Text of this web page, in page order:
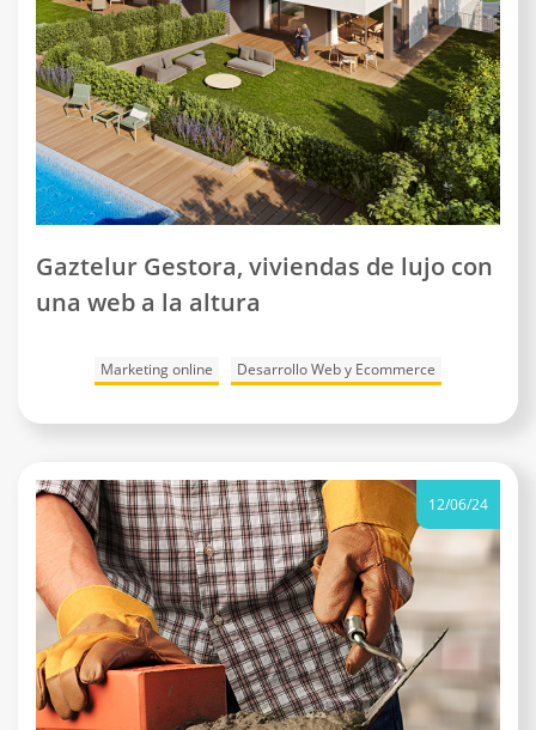
Gaztelur Gestora, viviendas de lujo con
una web a la altura
Marketing online Desarrollo Web y Ecommerce
12/06/24